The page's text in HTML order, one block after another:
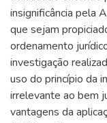
insignificância pela
que sejam
ordenamento
investigação
uso do princípio da
irrelevante ao bem
vantagens da